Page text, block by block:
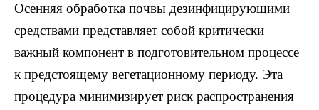
Осенняя обработка почвы дезинфицирующими
средствами представляет собой критически
важный компонент в подготовительном процессе
к предстоящему вегетационному периоду. Эта
процедура минимизирует риск распространения